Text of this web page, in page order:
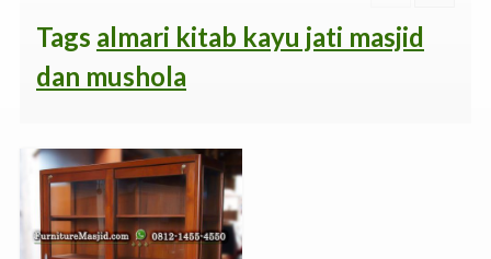
Tags almari kitab kayu jati masjid
dan mushola